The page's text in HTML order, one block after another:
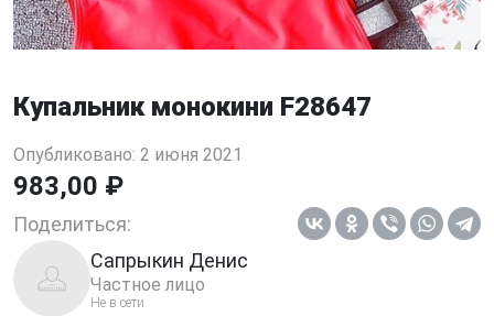
Купальник монокини F28647
Опубликовано: 2 июня 2021
983,00 ₽
Поделиться:
Сапрыкин Денис
Частное лицо
Не в сети